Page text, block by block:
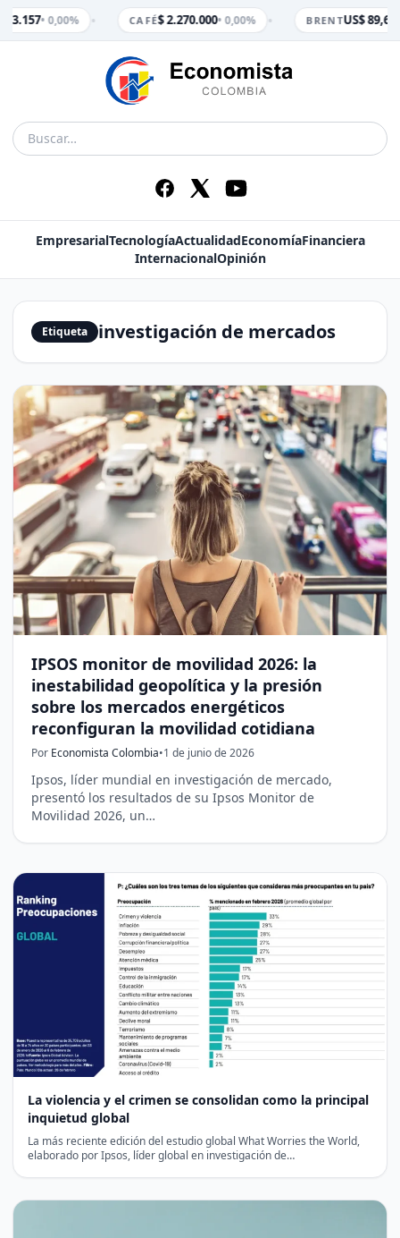
3.157• 0,00% CAFÉ$ 2.270.000• 0,00% BRENTUS$ 89,65
EmpresarialTecnologíaActualidadEconomíaFinanciera
InternacionalOpinión
Etiqueta investigación de mercados
IPSOS monitor de movilidad 2026: la
inestabilidad geopolítica y la presión
sobre los mercados energéticos
reconfiguran la movilidad cotidiana
Por Economista Colombia•1 de junio de 2026
Ipsos, líder mundial en investigación de mercado,
presentó los resultados de su Ipsos Monitor de
Movilidad 2026, un…
La violencia y el crimen se consolidan como la principal
inquietud global
La más reciente edición del estudio global What Worries the World,
elaborado por Ipsos, líder global en investigación de…